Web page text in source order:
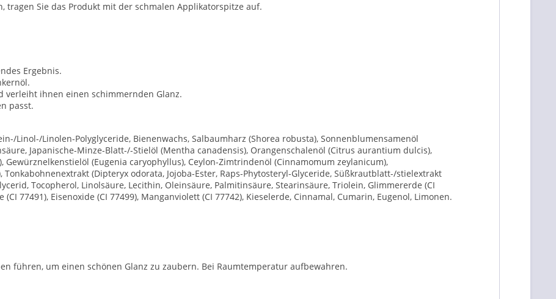
tragen Sie das Produkt mit der schmalen Applikatorspitze auf.
Ergebnis.
verleiht ihnen einen schimmernden Glanz.
passt.
Linol-/Linolen-Polyglyceride, Bienenwachs, Salbaumharz (Shorea robusta), Sonnenblumensamenöl
Japanische-Minze-Blatt-/-Stielöl (Mentha canadensis), Orangenschalenöl (Citrus aurantium dulcis),
(Eugenia caryophyllus), Ceylon-Zimtrindenöl (Cinnamomum zeylanicum),
(Dipteryx odorata, Jojoba-Ester, Raps-Phytosteryl-Glyceride, Süßkrautblatt-/stielextrakt
Tocopherol, Linolsäure, Lecithin, Oleinsäure, Palmitinsäure, Stearinsäure, Triolein, Glimmererde (CI
(CI 77491), Eisenoxide (CI 77499), Manganviolett (CI 77742), Kieselerde, Cinnamal, Cumarin, Eugenol, Limonen.
führen, um einen schönen Glanz zu zaubern. Bei Raumtemperatur aufbewahren.